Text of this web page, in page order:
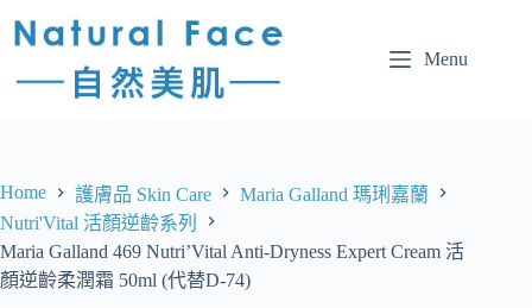
Menu
Home 護膚品 Skin Care
Maria Galland 瑪琍嘉蘭
Nutri'Vital 活顏逆齡系列
Maria Galland 469 Nutri’Vital Anti-Dryness Expert Cream 活
顏逆齡柔潤霜 50ml (代替D-74)